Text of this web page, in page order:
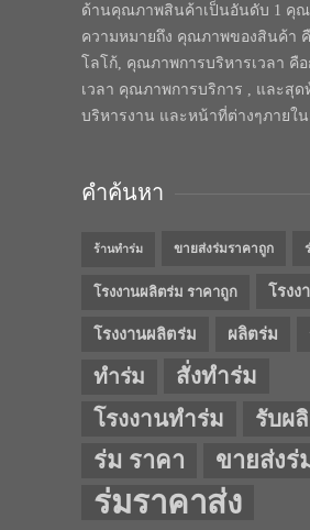
ด้านคุณภาพสินค้าเป็นอันดับ 1 คุ
ความหมายถึง คุณภาพของสินค้า
โลโก้, คุณภาพการบริหารเวลา คือ
เวลา คุณภาพการบริการ , และสุ
บริหารงาน และหน้าที่ต่างๆภายใน
คำค้นหา
ร้านทำร่ม ขายส่งร่มราคาถูก
โรงงานผลิตร่ม ราคาถูก โรงง
โรงงานผลิตร่ม ผลิตร่ม
ทำร่ม
สั่งทำร่ม
โรงงานทำร่ม
รับผ
ร่ม ราคา ขายส่งร่
ร่มราคาส่ง